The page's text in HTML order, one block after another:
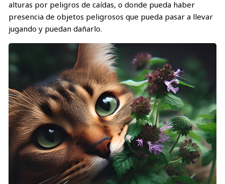
alturas por peligros de caídas, o donde pueda haber
presencia de objetos peligrosos que pueda pasar a llevar
jugando y puedan dañarlo.